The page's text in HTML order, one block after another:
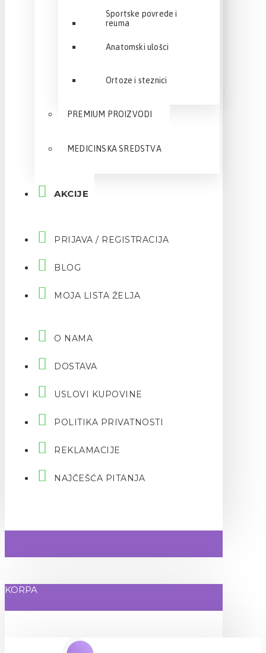
Sportske povrede i
reuma
Anatomski ulošci
Ortoze i steznici
PREMIUM PROIZVODI
MEDICINSKA SREDSTVA
AKCIJE
PRIJAVA / REGISTRACIJA
BLOG
MOJA LISTA ŽELJA
O NAMA
DOSTAVA
USLOVI KUPOVINE
POLITIKA PRIVATNOSTI
REKLAMACIJE
NAJČEŠĆA PITANJA
KORPA